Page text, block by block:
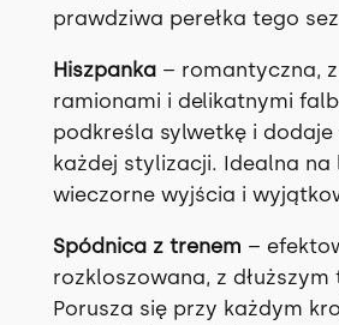
k
l
o
r
a
c
h
prawdziwa perełka tego
Hiszpanka– romantyczna,
ramionami i delikatnymi
podkreśla sylwetkę i
każdej stylizacji. Idealna na
wieczorne wyjścia i
Spódnica z trenem –
rozkloszowana, z dłuższym
Porusza się przy każdym